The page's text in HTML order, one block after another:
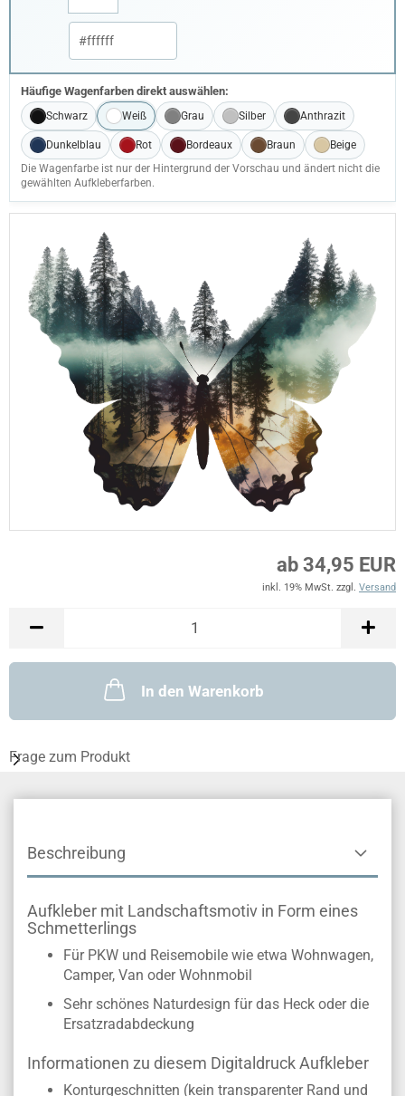
Häufige Wagenfarben direkt auswählen:
Schwarz Weiß Grau Silber Anthrazit
Dunkelblau Rot Bordeaux Braun
Beige
Die Wagenfarbe ist nur der Hintergrund der Vorschau und ändert nicht die
gewählten Aufkleberfarben.
ab 34,95 EUR
inkl. 19% MwSt. zzgl. Versand
In den Warenkorb
Frage zum Produkt
Beschreibung
Aufkleber mit Landschaftsmotiv in Form eines
Schmetterlings
Für PKW und Reisemobile wie etwa Wohnwagen,
Camper, Van oder Wohnmobil
Sehr schönes Naturdesign für das Heck oder die
Ersatzradabdeckung
Informationen zu diesem Digitaldruck Aufkleber
Konturgeschnitten (kein transparenter Rand und